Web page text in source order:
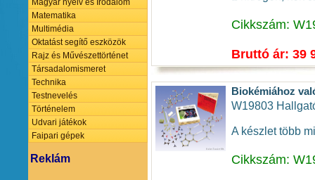
Magyar nyelv és Irodalom
Matematika
Multimédia
Oktatást segítő eszközök
Rajz és Művészettörténet
Társadalomismeret
Technika
Testnevelés
Történelem
Udvari játékok
Faipari gépek
Reklám
Cikkszám:
Bruttó ár: 39
Biokémiához
W19803
A készlet több
Cikkszám: